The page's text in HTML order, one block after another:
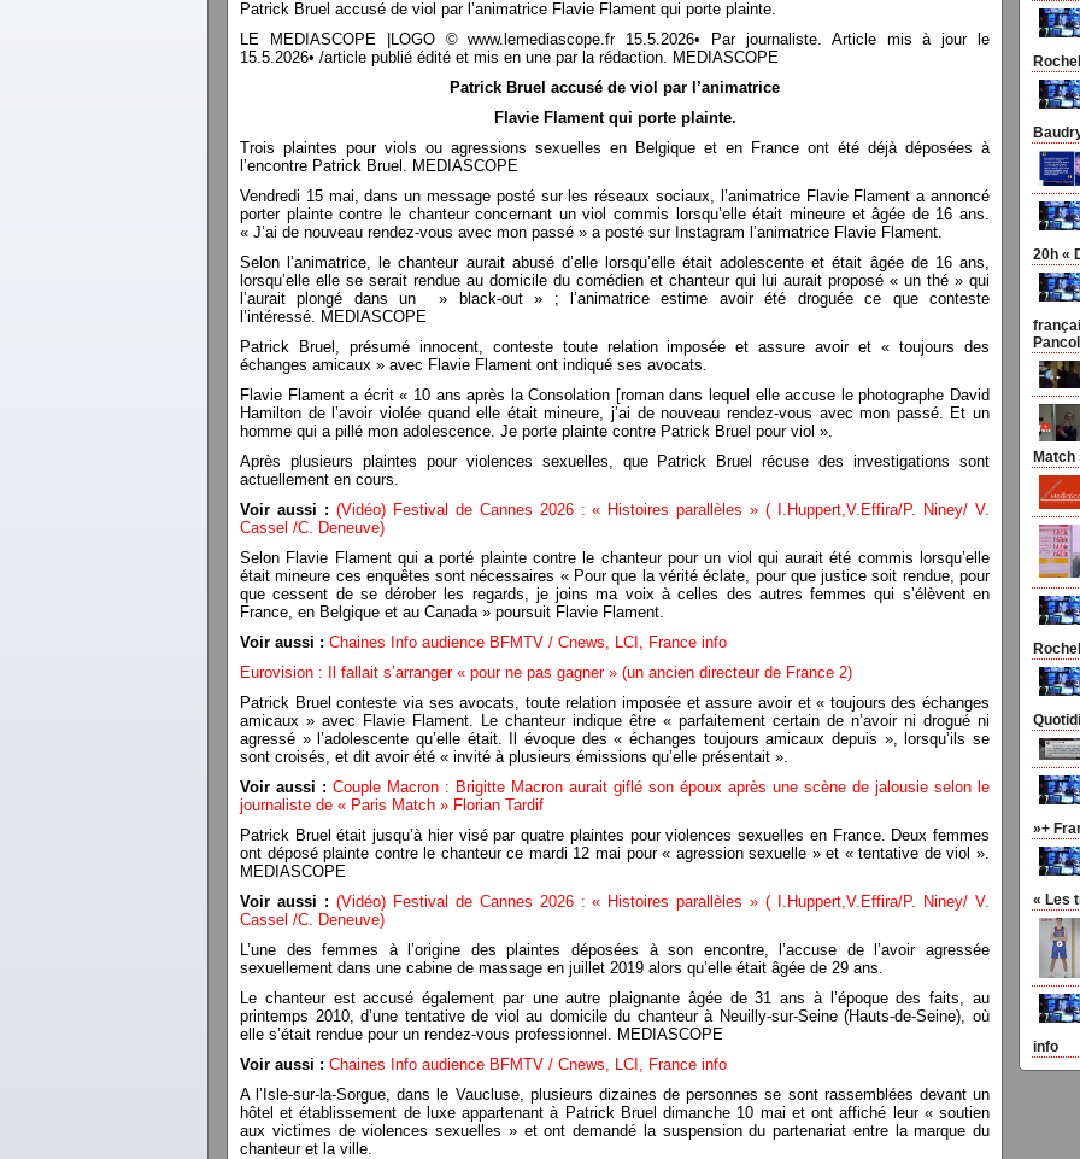
Patrick Bruel accusé de viol par l’animatrice Flavie Flament qui porte plainte.
LE MEDIASCOPE |LOGO © www.lemediascope.fr 15.5.2026• Par journaliste. Article mis à jour le
15.5.2026• /article publié édité et mis en une par la rédaction. MEDIASCOPE
Patrick Bruel accusé de viol par l’animatrice
Flavie Flament qui porte plainte.
Trois plaintes pour viols ou agressions sexuelles en Belgique et en France ont été déjà déposées à
l’encontre Patrick Bruel. MEDIASCOPE
Vendredi 15 mai, dans un message posté sur les réseaux sociaux, l’animatrice Flavie Flament a annoncé
porter plainte contre le chanteur concernant un viol commis lorsqu’elle était mineure et âgée de 16 ans.
« J’ai de nouveau rendez-vous avec mon passé » a posté sur Instagram l’animatrice Flavie Flament.
Selon l’animatrice, le chanteur aurait abusé d’elle lorsqu’elle était adolescente et était âgée de 16 ans,
lorsqu’elle elle se serait rendue au domicile du comédien et chanteur qui lui aurait proposé « un thé » qui
l’aurait plongé dans un » black-out » ; l’animatrice estime avoir été droguée ce que conteste
l’intéressé. MEDIASCOPE
Patrick Bruel, présumé innocent, conteste toute relation imposée et assure avoir et « toujours des
échanges amicaux » avec Flavie Flament ont indiqué ses avocats.
Flavie Flament a écrit « 10 ans après la Consolation [roman dans lequel elle accuse le photographe David
Hamilton de l’avoir violée quand elle était mineure, j’ai de nouveau rendez-vous avec mon passé. Et un
homme qui a pillé mon adolescence. Je porte plainte contre Patrick Bruel pour viol ».
Après plusieurs plaintes pour violences sexuelles, que Patrick Bruel récuse des investigations sont
actuellement en cours.
Voir aussi : (Vidéo) Festival de Cannes 2026 : « Histoires parallèles » ( I.Huppert,V.Effira/P. Niney/ V.
Cassel /C. Deneuve)
Selon Flavie Flament qui a porté plainte contre le chanteur pour un viol qui aurait été commis lorsqu’elle
était mineure ces enquêtes sont nécessaires « Pour que la vérité éclate, pour que justice soit rendue, pour
que cessent de se dérober les regards, je joins ma voix à celles des autres femmes qui s’élèvent en
France, en Belgique et au Canada » poursuit Flavie Flament.
Voir aussi : Chaines Info audience BFMTV / Cnews, LCI, France info
Eurovision : Il fallait s’arranger « pour ne pas gagner » (un ancien directeur de France 2)
Patrick Bruel conteste via ses avocats, toute relation imposée et assure avoir et « toujours des échanges
amicaux » avec Flavie Flament. Le chanteur indique être « parfaitement certain de n’avoir ni drogué ni
agressé » l’adolescente qu’elle était. Il évoque des « échanges toujours amicaux depuis », lorsqu’ils se
sont croisés, et dit avoir été « invité à plusieurs émissions qu’elle présentait ».
Voir aussi : Couple Macron : Brigitte Macron aurait giflé son époux après une scène de jalousie selon le
journaliste de « Paris Match » Florian Tardif
Patrick Bruel était jusqu’à hier visé par quatre plaintes pour violences sexuelles en France. Deux femmes
ont déposé plainte contre le chanteur ce mardi 12 mai pour « agression sexuelle » et « tentative de viol ».
MEDIASCOPE
Voir aussi : (Vidéo) Festival de Cannes 2026 : « Histoires parallèles » ( I.Huppert,V.Effira/P. Niney/ V.
Cassel /C. Deneuve)
L’une des femmes à l’origine des plaintes déposées à son encontre, l’accuse de l’avoir agressée
sexuellement dans une cabine de massage en juillet 2019 alors qu’elle était âgée de 29 ans.
Le chanteur est accusé également par une autre plaignante âgée de 31 ans à l’époque des faits, au
printemps 2010, d’une tentative de viol au domicile du chanteur à Neuilly-sur-Seine (Hauts-de-Seine), où
elle s’était rendue pour un rendez-vous professionnel. MEDIASCOPE
Voir aussi : Chaines Info audience BFMTV / Cnews, LCI, France info
A l’Isle-sur-la-Sorgue, dans le Vaucluse, plusieurs dizaines de personnes se sont rassemblées devant un
hôtel et établissement de luxe appartenant à Patrick Bruel dimanche 10 mai et ont affiché leur « soutien
aux victimes de violences sexuelles » et ont demandé la suspension du partenariat entre la marque du
chanteur et la ville.
20h «
Match
»+
« Les
info